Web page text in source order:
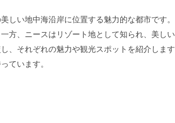
しい地中海沿岸に位置する魅力的な都市です
方、ニースはリゾート地として知られ、美し
、それぞれの魅力や観光スポットを紹介しま
ています。